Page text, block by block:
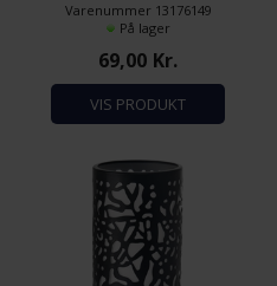
Varenummer 13176149
På lager
69,00 Kr.
VIS PRODUKT